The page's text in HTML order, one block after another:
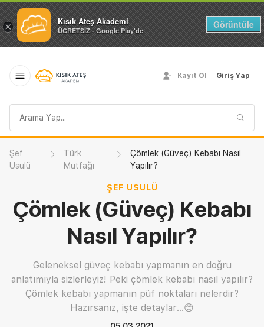
× Kısık Ateş Akademi
ÜCRETSİZ - Google Play'de
Görüntüle
sorgusu
Kayıt Ol Giriş Yap
Şef
Usulü
Türk
Mutfağı
Çömlek (Güveç) Kebabı Nasıl
Yapılır?
ŞEF USULÜ
Çömlek (Güveç) Kebabı
Nasıl Yapılır?
Geleneksel güveç kebabı yapmanın en doğru
anlatımıyla sizlerleyiz! Peki çömlek kebabı nasıl yapılır?
Çömlek kebabı yapmanın püf noktaları nelerdir?
Hazırsanız, işte detaylar...😊